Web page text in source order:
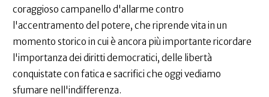
coraggioso campanello d'allarme contro
l'accentramento del potere, che riprende vita in un
momento storico in cui è ancora più importante ricordare
l'importanza dei diritti democratici, delle libertà
conquistate con fatica e sacrifici che oggi vediamo
sfumare nell'indifferenza.